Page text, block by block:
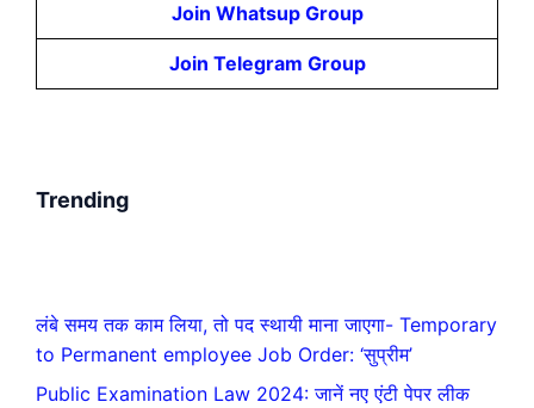
Join Whatsup Group
Join Telegram Group
Trending
लंबे समय तक काम लिया, तो पद स्थायी माना जाएगा- Temporary
to Permanent employee Job Order: ‘सुप्रीम’
Public Examination Law 2024: जानें नए एंटी पेपर लीक